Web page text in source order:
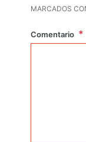
MARCADOS
Comentario